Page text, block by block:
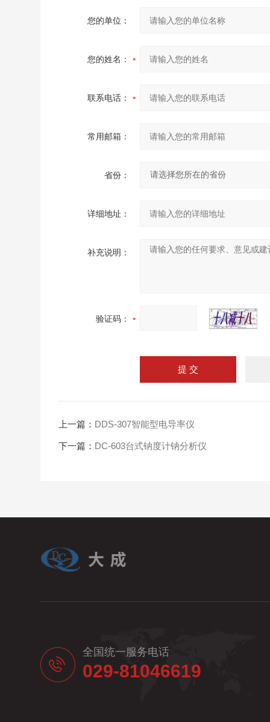
您的单位：
您的姓名：
联系电话：
常用邮箱：
省份：
详细地址：
补充说明：
验证码：
上一篇： DDS-307智能型电导率仪
下一篇： DC-603台式钠度计钠分析仪
全国统一服务电话
029-81046619